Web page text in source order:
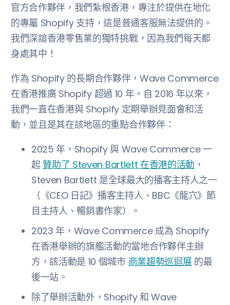
官方合作夥伴，我們紮根香港，專注於提供在地化
的專屬 Shopify 支持，這是普通客服無法提供的。
我們深諳香港零售業的獨特挑戰，因為我們每天都
身處其中！
作為 Shopify 的長期合作夥伴，Wave Commerce
在香港推廣 Shopify 超過 10 年。自 2016 年以來，
我們一直在香港與 Shopify 定期舉辦見面會和活
動，並且是其在該地區的重點合作夥伴：
2025 年，Shopify 與 Wave Commerce 一
起 贊助了 Steven Bartlett 在香港的活動 ，
Steven Bartlett 是全球最大的播客主持人之一
（《CEO 日記》播客主持人、BBC《龍穴》節
目主持人、暢銷書作家）。
2023 年，Wave Commerce 成為 Shopify
在香港舉辦的旗艦活動的當地合作夥伴主辦
方，該活動是 10 個城市 商業趨勢巡迴展 的最
後一站。
除了舉辦活動外，Shopify 和 Wave